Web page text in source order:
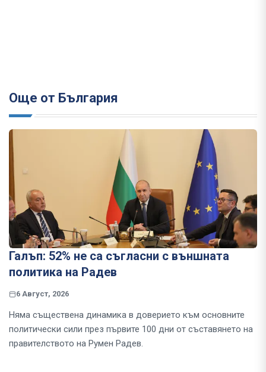
Още от България
Галъп: 52% не са съгласни с външната
политика на Радев
6 Август, 2026
Няма съществена динамика в доверието към основните
политически сили през първите 100 дни от съставянето на
правителството на Румен Радев.